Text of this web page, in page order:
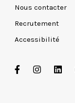
Nous contacter
Recrutement
Accessibilité